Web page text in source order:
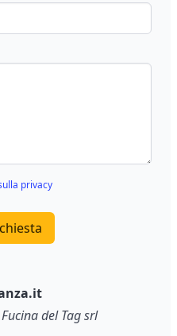
privacy
Fucina del Tag srl